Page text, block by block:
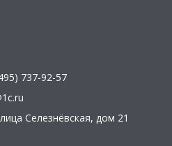
737-92-57
Селезнёвская, дом 21